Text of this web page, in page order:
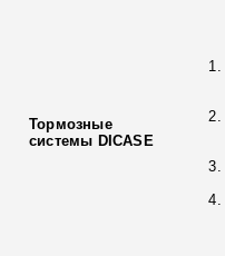
Тормозные
системы DICASE